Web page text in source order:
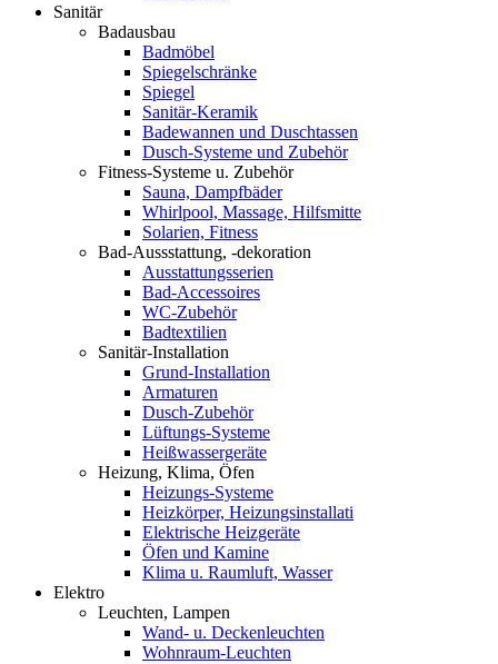
Sanitär
Badausbau
Badmöbel
Spiegelschränke
Spiegel
Sanitär-Keramik
Badewannen und Duschtassen
Dusch-Systeme und Zubehör
Fitness-Systeme u. Zubehör
Sauna, Dampfbäder
Whirlpool, Massage, Hilfsmitte
Solarien, Fitness
Bad-Aussstattung, -dekoration
Ausstattungsserien
Bad-Accessoires
WC-Zubehör
Badtextilien
Sanitär-Installation
Grund-Installation
Armaturen
Dusch-Zubehör
Lüftungs-Systeme
Heißwassergeräte
Heizung, Klima, Öfen
Heizungs-Systeme
Heizkörper, Heizungsinstallati
Elektrische Heizgeräte
Öfen und Kamine
Klima u. Raumluft, Wasser
Elektro
Leuchten, Lampen
Wand- u. Deckenleuchten
Wohnraum-Leuchten